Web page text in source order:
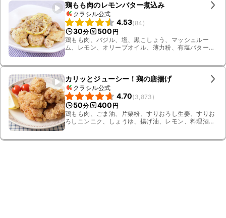
鶏もも肉のレモンバター煮込み
クラシル公式
4.53(84 )
30分 500 円
鶏もも肉、バジル、塩、黒こしょう、マッシュルー
ム、レモン、オリーブオイル、薄力粉、有塩バター、
カリッとジューシー！鶏の唐揚げ
クラシル公式
4.70(3,873 )
50分 400 円
鶏もも肉、ごま油、片栗粉、すりおろし生姜、すりお
ろしニンニク、しょうゆ、揚げ油、レモン、料理酒、